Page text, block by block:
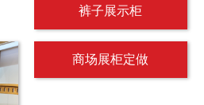
裤子展示柜
商场展柜定做